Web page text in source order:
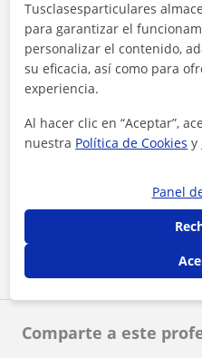
Comparte a este
Al hacer clic, aceptas nuestro
Tusclasesparticulares
para garantizar el
personalizar el contenido,
su eficacia, así como para
experiencia.
Al hacer clic en “Aceptar”,
nuestra Política de Cookies y
Panel